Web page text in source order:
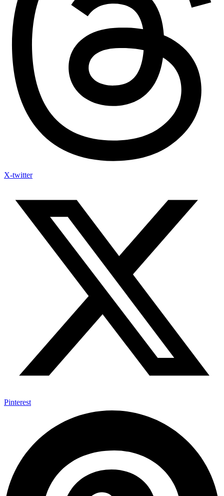
X-twitter
Pinterest